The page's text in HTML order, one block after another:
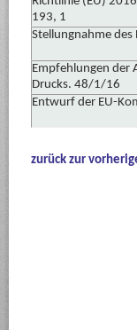
193, 1
Stellungnahme
Empfehlungen der
Drucks. 48/1/16
Entwurf der EU-
zurück zur